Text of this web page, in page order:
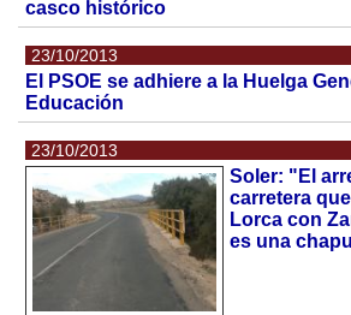
casco histórico
23/10/2013
El PSOE se adhiere a la Huelga
Educación
23/10/2013
Soler: "El
carretera
Lorca con
es una